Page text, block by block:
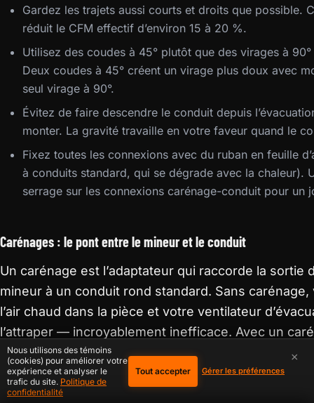
Gardez les trajets aussi courts et droits que possible.
réduit le CFM effectif d’environ 15 à 20 %.
Utilisez des coudes à 45° plutôt que des virages à 90°
Deux coudes à 45° créent un virage plus doux avec
seul virage à 90°.
Évitez de faire descendre le conduit depuis
monter. La gravité travaille en votre faveur quand le
Fixez toutes les connexions avec du ruban en feuille
à conduits standard, qui se dégrade avec la chaleur).
serrage sur les connexions carénage-conduit pour un
Carénages : le pont entre le mineur et le conduit
Un carénage est l’adaptateur qui raccorde la sortie
mineur à un conduit rond standard. Sans
l’air chaud dans la pièce et votre ventilateur
l’attraper — incroyablement inefficace. Avec un
directement du mineur au conduit vers l’extérieur,
minimal.
×
Nous utilisons des témoins
(cookies) pour améliorer votre
expérience et analyser le
trafic du site. Politique de
confidentialité
Tout accepter Gérer les préférences